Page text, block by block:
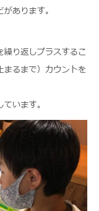
あります。
り返しプラスするこ
まるまで）カウントを
います。